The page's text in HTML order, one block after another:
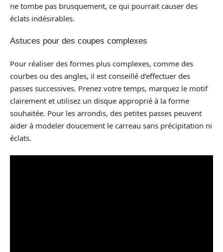
ne tombe pas brusquement, ce qui pourrait causer des
éclats indésirables.
Astuces pour des coupes complexes
Pour réaliser des formes plus complexes, comme des
courbes ou des angles, il est conseillé d’effectuer des
passes successives. Prenez votre temps, marquez le motif
clairement et utilisez un disque approprié à la forme
souhaitée. Pour les arrondis, des petites passes peuvent
aider à modeler doucement le carreau sans précipitation ni
éclats.